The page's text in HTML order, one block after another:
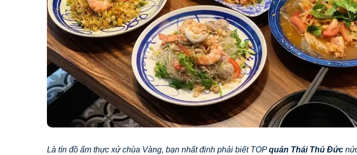
Là tín đồ ẩm thực xứ chùa Vàng, bạn nhất định phải biết TOPquán Thái Thủ Đức